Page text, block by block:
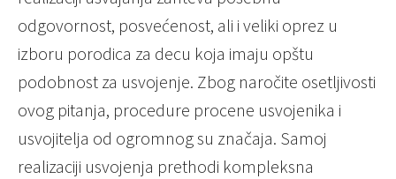
odgovornost, posvećenost, ali i veliki oprez u
izboru porodica za decu koja imaju opštu
podobnost za usvojenje. Zbog naročite osetljivosti
ovog pitanja, procedure procene usvojenika i
usvojitelja od ogromnog su značaja. Samoj
realizaciji usvojenja prethodi kompleksna